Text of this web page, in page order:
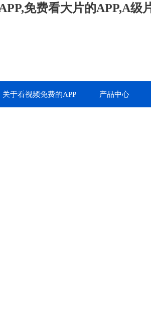
免费看大片的APP,A级
关于看视频免费的APP 产品中心